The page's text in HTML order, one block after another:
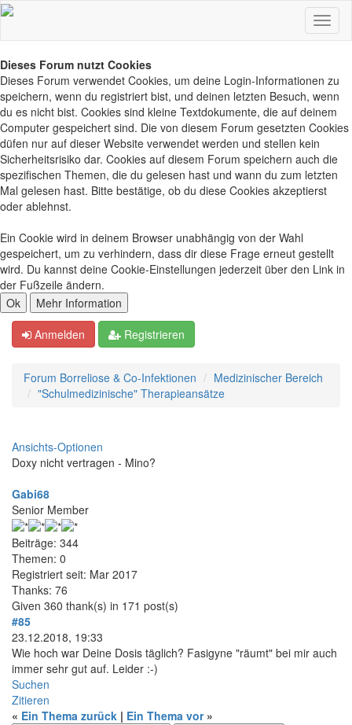
Dieses Forum nutzt Cookies
Dieses Forum verwendet Cookies, um deine Login-Informationen zu
speichern, wenn du registriert bist, und deinen letzten Besuch, wenn
du es nicht bist. Cookies sind kleine Textdokumente, die auf deinem
Computer gespeichert sind. Die von diesem Forum gesetzten Cookies
düfen nur auf dieser Website verwendet werden und stellen kein
Sicherheitsrisiko dar. Cookies auf diesem Forum speichern auch die
spezifischen Themen, die du gelesen hast und wann du zum letzten
Mal gelesen hast. Bitte bestätige, ob du diese Cookies akzeptierst
oder ablehnst.
Ein Cookie wird in deinem Browser unabhängig von der Wahl
gespeichert, um zu verhindern, dass dir diese Frage erneut gestellt
wird. Du kannst deine Cookie-Einstellungen jederzeit über den Link in
der Fußzeile ändern.
Anmelden Registrieren
Forum Borreliose & Co-Infektionen
Medizinischer Bereich
"Schulmedizinische" Therapieansätze
Ansichts-Optionen
Doxy nicht vertragen - Mino?
Gabi68
Senior Member
Beiträge: 344
Themen: 0
Registriert seit: Mar 2017
Thanks: 76
Given 360 thank(s) in 171 post(s)
#85
23.12.2018, 19:33
Wie hoch war Deine Dosis täglich? Fasigyne "räumt" bei mir auch
immer sehr gut auf. Leider :-)
Suchen
Zitieren
« Ein Thema zurück | Ein Thema vor»